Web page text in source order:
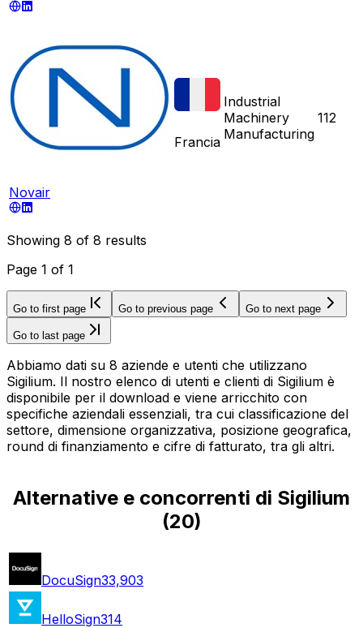
Novair
Francia
Industrial
Machinery
Manufacturing
112
Showing 8 of 8 results
Page 1 of 1
Go to first page Go to previous page Go to next page
Go to last page
Abbiamo dati su 8 aziende e utenti che utilizzano
Sigilium. Il nostro elenco di utenti e clienti di Sigilium è
disponibile per il download e viene arricchito con
specifiche aziendali essenziali, tra cui classificazione del
settore, dimensione organizzativa, posizione geografica,
round di finanziamento e cifre di fatturato, tra gli altri.
Alternative e concorrenti di Sigilium
(20)
DocuSign33,903
HelloSign314